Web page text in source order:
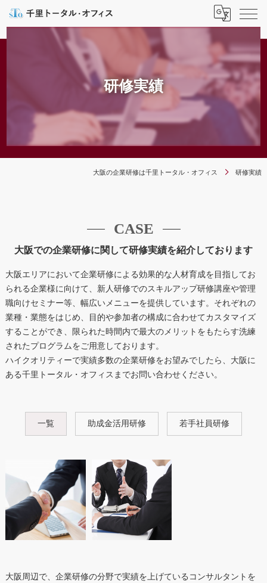
研修実績
大阪の企業研修は千里トータル・オフィス 研修実績
CASE
大阪での企業研修に関して研修実績を紹介しております
大阪エリアにおいて企業研修による効果的な人材育成を目指してお
られる企業様に向けて、新人研修でのスキルアップ研修講座や管理
職向けセミナー等、幅広いメニューを提供しています。それぞれの
業種・業態をはじめ、目的や参加者の構成に合わせてカスタマイズ
することができ、限られた時間内で最大のメリットをもたらす洗練
されたプログラムをご用意しております。
ハイクオリティーで実績多数の企業研修をお望みでしたら、大阪に
ある千里トータル・オフィスまでお問い合わせください。
一覧 助成金活用研修 若手社員研修
大阪周辺で、企業研修の分野で実績を上げているコンサルタントを